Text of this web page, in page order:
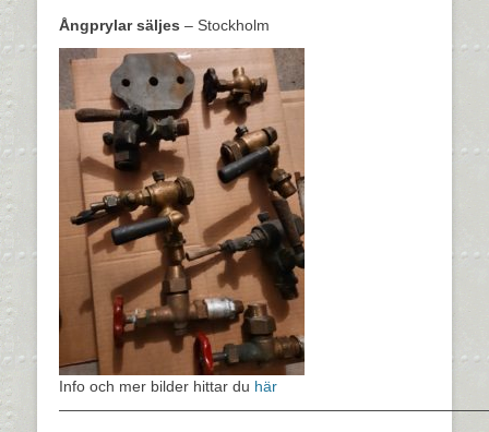
Ångprylar säljes – Stockholm
Info och mer bilder hittar du här